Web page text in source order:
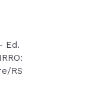
Ed.
RS